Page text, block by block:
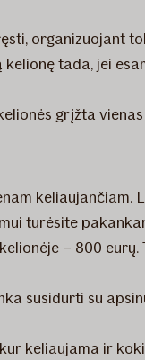
organizuojant
tada, jei
grįžta
keliaujančiam.
turėsite
– 800 eurų.
susidurti su
keliaujama ir